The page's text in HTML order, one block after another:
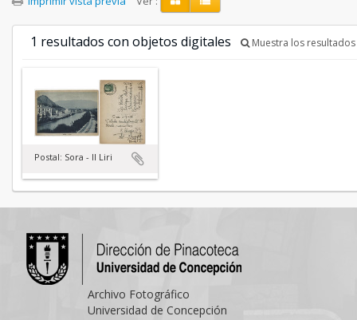
1 resultados con objetos digitales Muestra los
Postal: Sora - Il Liri
Archivo Fotográfico
Universidad de Concepción